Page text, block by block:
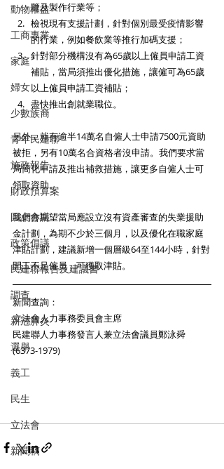
動物權益
工商專業
家庭
婦女
少數族裔
青年民建聯
施政報告
財政預算案
圓桌會議
政策倡議
民建聯報告及建議書
調查
新冠肺炎
選舉
義工
民生
立法會
新聞稿
覽及製作行業等；
檢視現有支援計劃，針對個別最受疫情影響
的行業，例如餐飲業等推行加碼支援；
針對部分機構沒有為65歲以上僱員申請工資
補貼，當局須推出優化措施，讓僱可為65歲
以上僱員申請工資補貼；
盡快推出創就業職位。
另外，就有逾半14萬名自僱人士申請7500元資助
被拒，另有10萬名合資格者沒申請。我們要求當
局簡化申請及推出補救措施，讓更多自僱人士可
領取資助。
我們亦期望當局應設立沒有資產審查的失業援助
金計劃，為期不少於三個月，以及優化在職家庭
津貼計劃，建議新增一個層級64至144小時，針對
開工不足僱員，可獲取津貼。
新聞查詢：
立法會人力事務委員會主席
民建聯人力事務發言人兼立法會議員鄭泳舜
(6373-1979)